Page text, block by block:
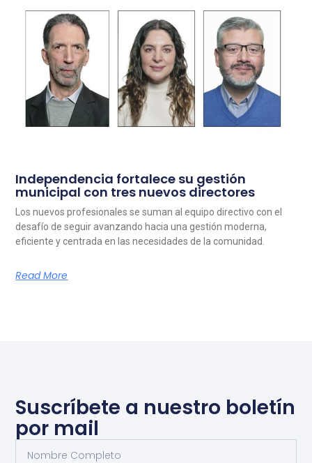
Independencia fortalece su gestión
municipal con tres nuevos directores
Los nuevos profesionales se suman al equipo directivo con el
desafío de seguir avanzando hacia una gestión moderna,
eficiente y centrada en las necesidades de la comunidad.
Read More
Suscríbete a nuestro boletín
por mail